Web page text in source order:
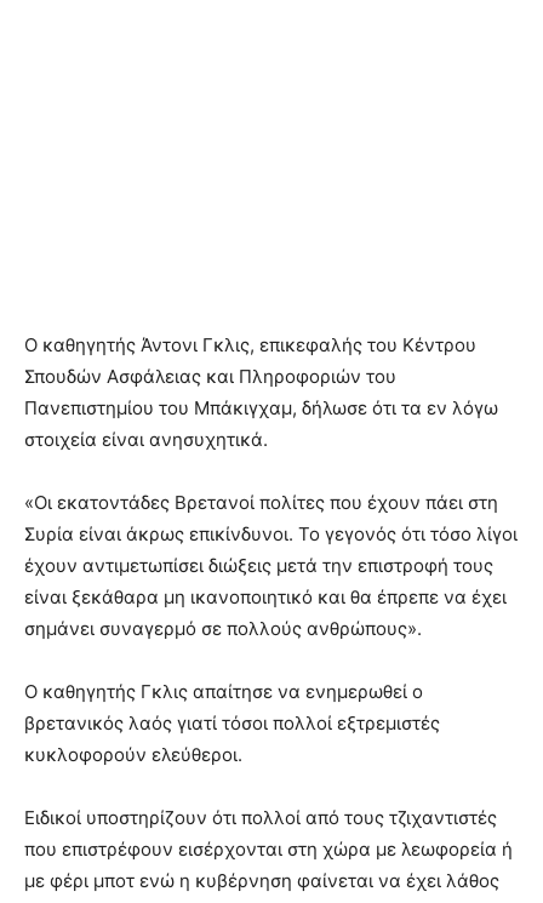
Ο καθηγητής Άντονι Γκλις, επικεφαλής του Κέντρου
Σπουδών Ασφάλειας και Πληροφοριών του
Πανεπιστημίου του Μπάκιγχαμ, δήλωσε ότι τα εν λόγω
στοιχεία είναι ανησυχητικά.
«Οι εκατοντάδες Βρετανοί πολίτες που έχουν πάει στη
Συρία είναι άκρως επικίνδυνοι. Το γεγονός ότι τόσο λίγοι
έχουν αντιμετωπίσει διώξεις μετά την επιστροφή τους
είναι ξεκάθαρα μη ικανοποιητικό και θα έπρεπε να έχει
σημάνει συναγερμό σε πολλούς ανθρώπους».
Ο καθηγητής Γκλις απαίτησε να ενημερωθεί ο
βρετανικός λαός γιατί τόσοι πολλοί εξτρεμιστές
κυκλοφορούν ελεύθεροι.
Ειδικοί υποστηρίζουν ότι πολλοί από τους τζιχαντιστές
που επιστρέφουν εισέρχονται στη χώρα με λεωφορεία ή
με φέρι μποτ ενώ η κυβέρνηση φαίνεται να έχει λάθος